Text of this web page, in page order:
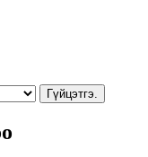
Гүйцэтгэ.